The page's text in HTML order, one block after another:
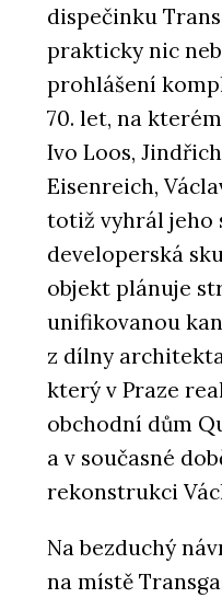
dispečinku
prakticky nic
prohlášení
70. let, na
Ivo Loos,
Eisenreich,
totiž vyhrál jeho
developerská
objekt plánuje
unifikovanou
z dílny
který v Praze
obchodní dům
a v současné
rekonstrukci
Na bezduchý
na místě